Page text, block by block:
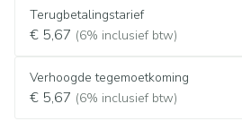
Terugbetalingstarief
€ 5,67 (6% inclusief btw)
Verhoogde tegemoetkoming
€ 5,67 (6% inclusief btw)